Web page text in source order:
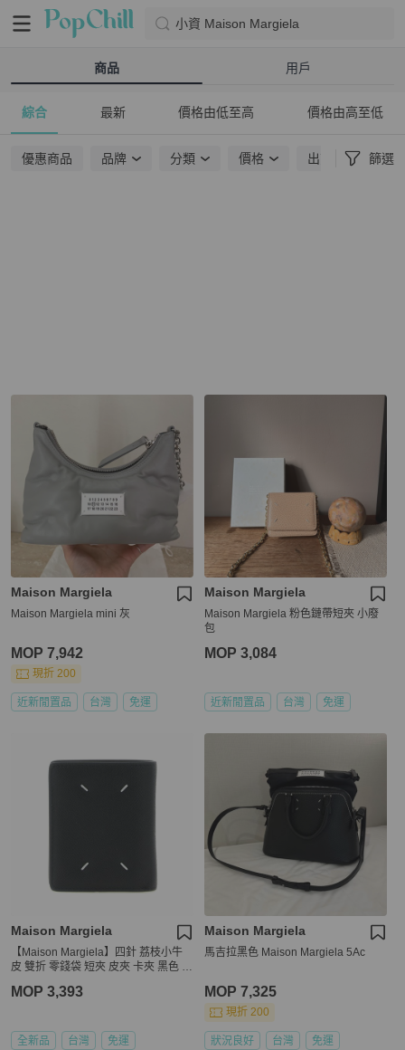
小資 Maison Margiela
商品 用戶
綜合 最新 價格由低至高 價格由高至低
優惠商品 品牌 分類 價格 出貨地點 篩選
Maison Margiela
Maison Margiela mini 灰
MOP 7,942
現折 200
近新閒置品 台灣 免運
Maison Margiela
Maison Margiela 粉色鏈帶短夾 小廢
包
MOP 3,084
近新閒置品 台灣 免運
Maison Margiela
【Maison Margiela】四針 荔枝小牛
皮 雙折 零錢袋 短夾 皮夾 卡夾 黑色 S
MOP 3,393
全新品 台灣 免運
Maison Margiela
馬吉拉黑色 Maison Margiela 5Ac
MOP 7,325
現折 200
狀況良好 台灣 免運